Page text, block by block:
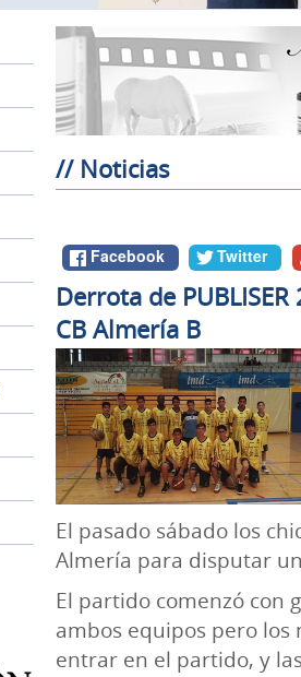
// Noticias
Facebook Twitter
Derrota de
CB Almería B
El pasado sábado los
Almería para disputar
El partido comenzó con
ambos equipos pero
entrar en el partido, y